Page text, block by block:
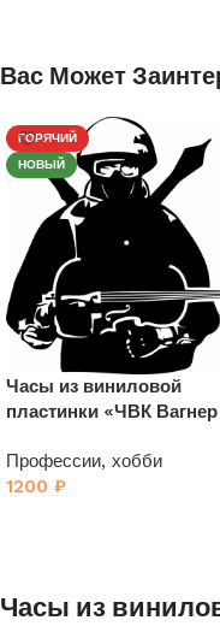
Вас Может
ГОРЯЧИЙ
НОВЫЙ
Часы из виниловой
пластинки «ЧВК
Профессии, хобби
1200 ₽
Часы из